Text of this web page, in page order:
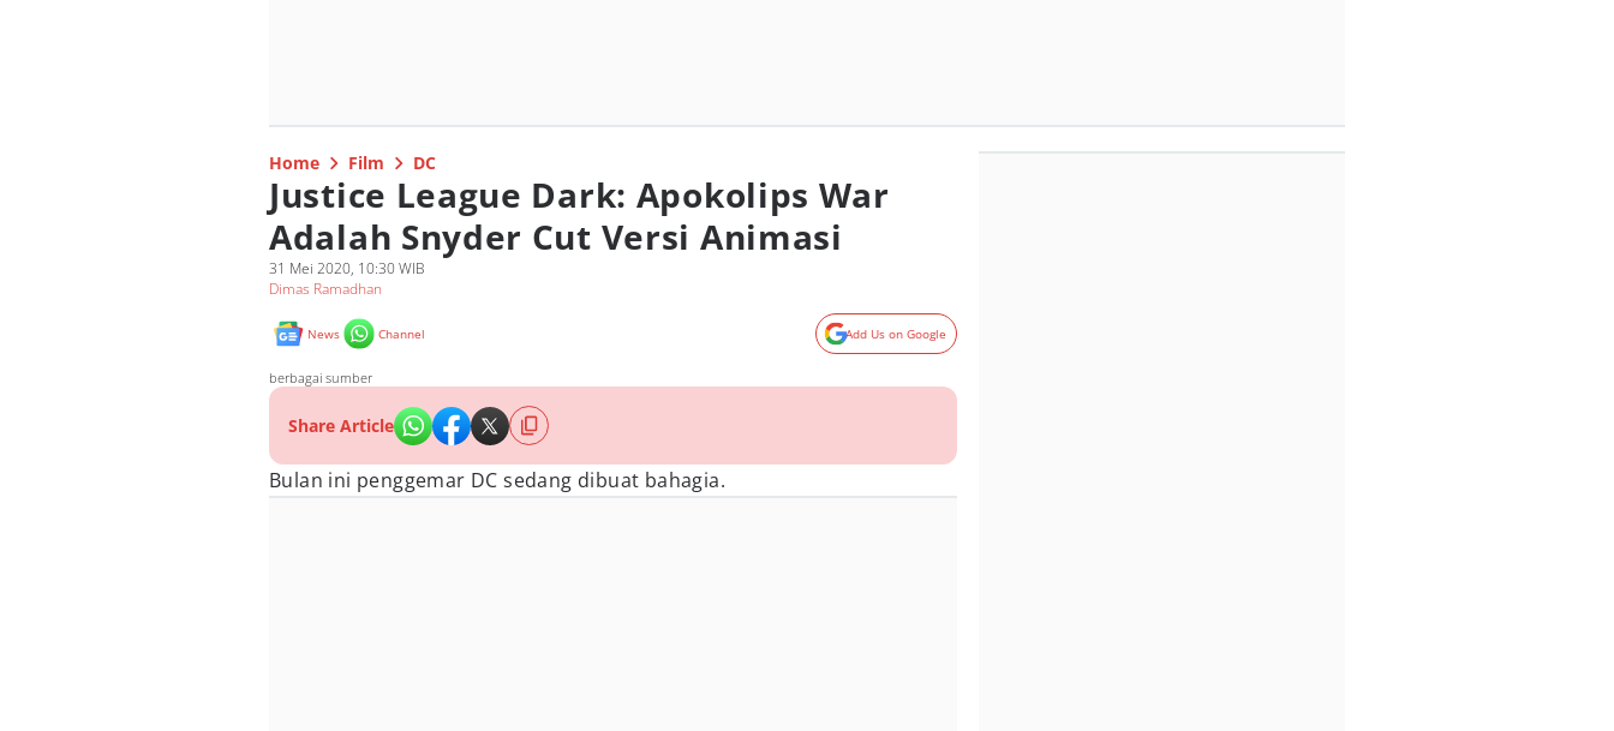
Home Film DC
Justice League Dark: Apokolips War
Adalah Snyder Cut Versi Animasi
31 Mei 2020, 10:30 WIB
Dimas Ramadhan
News Channel Add Us on Google
berbagai sumber
Share Article
Bulan ini penggemar DC sedang dibuat bahagia.